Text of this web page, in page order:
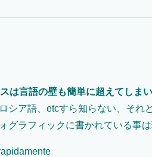
は言語の壁も簡単に超えてしまい
シア語、etcすら知らない、それ
グラフィックに書かれている事は